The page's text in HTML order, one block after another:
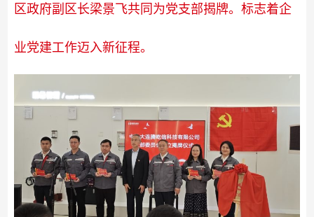
区政府副区长梁景飞共同为党支部揭牌。标志着企
业党建工作迈入新征程。